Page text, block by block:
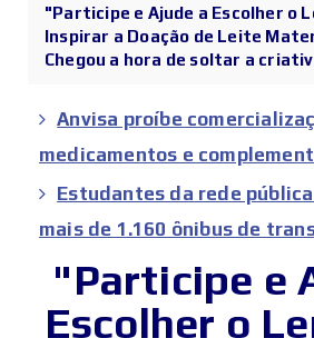
"Participe e Ajude a Escolher o
Inspirar a Doação de Leite
Chegou a hora de soltar a
Anvisa proíbe
medicamentos e
Estudantes da rede
mais de 1.160 ônibus de
"Participe e
Escolher o